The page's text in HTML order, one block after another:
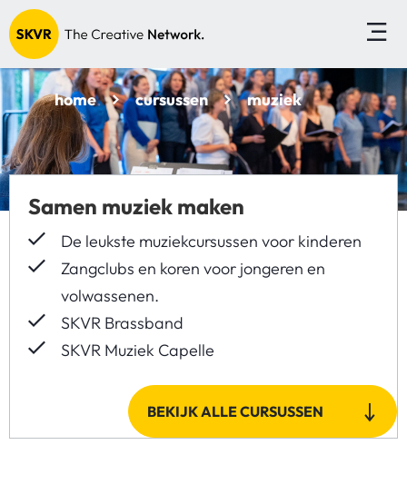
home cursussen muziek
Samen muziek maken
De leukste muziekcursussen voor kinderen
Zangclubs en koren voor jongeren en
volwassenen.
SKVR Brassband
SKVR Muziek Capelle
BEKIJK ALLE CURSUSSEN